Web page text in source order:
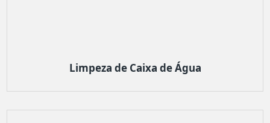
Limpeza de Caixa de Água